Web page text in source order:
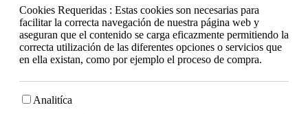
Cookies Requeridas : Estas cookies son necesarias para
facilitar la correcta navegación de nuestra página web y
aseguran que el contenido se carga eficazmente permitiendo la
correcta utilización de las diferentes opciones o servicios que
en ella existan, como por ejemplo el proceso de compra.
Analitíca